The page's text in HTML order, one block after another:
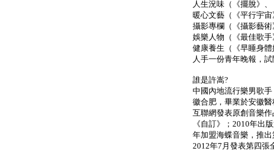
人生況味（《擺脫》
暖心文藝（《平行宇
攝影專欄（《攝影藝術
娛樂人物（《最佳歌手
健康養生（《早睡身
人手一份青年晚報，
誰是許嵩?
中國內地流行樂男歌
徽合肥，畢業於安徽
互聯網發表原創音樂
《自訂》；2010年出
年加盟海蝶音樂，推
2012年7月發表第四張